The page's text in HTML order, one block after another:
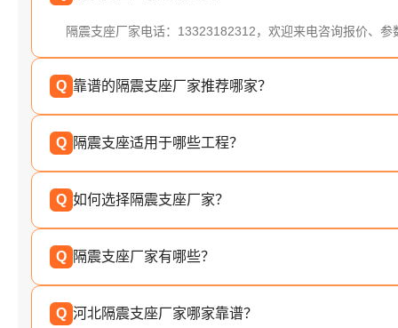
隔震支座厂家电话：13323182312，欢迎来电咨询报价、参
Q 靠谱的隔震支座厂家推荐哪家？
Q 隔震支座适用于哪些工程？
Q 如何选择隔震支座厂家？
Q 隔震支座厂家有哪些？
Q 河北隔震支座厂家哪家靠谱？